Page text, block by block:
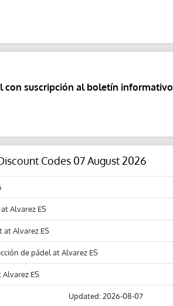
con suscripción al boletín informativo
Codes 07 August 2026
Alvarez ES
at Alvarez ES
de pádel at Alvarez ES
Alvarez ES
Updated: 2026-08-07